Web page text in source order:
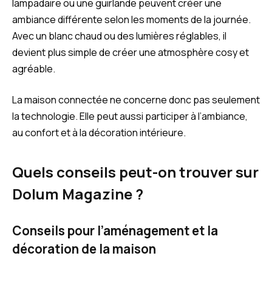
lampadaire ou une guirlande peuvent créer une
ambiance différente selon les moments de la journée.
Avec un blanc chaud ou des lumières réglables, il
devient plus simple de créer une atmosphère cosy et
agréable.
La maison connectée ne concerne donc pas seulement
la technologie. Elle peut aussi participer à l’ambiance,
au confort et à la décoration intérieure.
Quels conseils peut-on trouver sur
Dolum Magazine ?
Conseils pour l’aménagement et la
décoration de la maison